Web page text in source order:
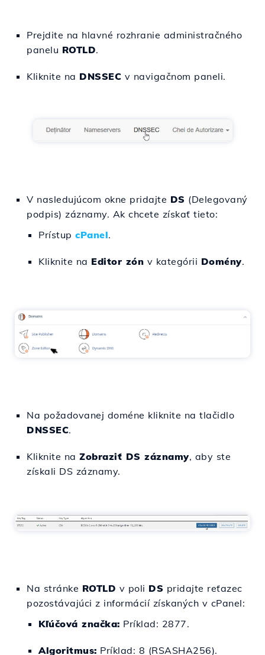
Prejdite na hlavné rozhranie administračného
panelu ROTLD.
Kliknite na DNSSEC v navigačnom paneli.
V nasledujúcom okne pridajte DS (Delegovaný
podpis) záznamy. Ak chcete získať tieto:
Prístup cPanel.
Kliknite na Editor zón v kategórii Domény.
Na požadovanej doméne kliknite na tlačidlo
DNSSEC.
Kliknite na Zobraziť DS záznamy, aby ste
získali DS záznamy.
Na stránke ROTLD v poli DS pridajte reťazec
pozostávajúci z informácií získaných v cPanel:
Kľúčová značka: Príklad: 2877.
Algoritmus: Príklad: 8 (RSASHA256).